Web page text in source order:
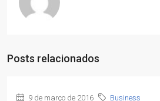
Posts relacionados
9 de março de 2016 Business